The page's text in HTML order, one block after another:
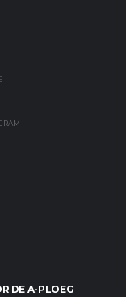
DE A-PLOEG